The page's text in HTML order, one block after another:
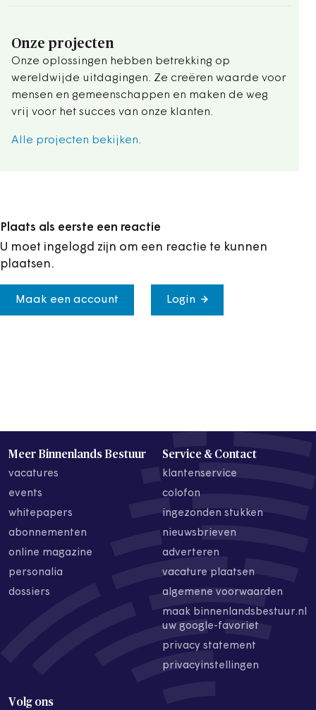
Onze projecten
Onze oplossingen hebben betrekking op
wereldwijde uitdagingen. Ze creëren waarde voor
mensen en gemeenschappen en maken de weg
vrij voor het succes van onze klanten.
Alle projecten bekijken.
Plaats als eerste een reactie
U moet ingelogd zijn om een reactie te kunnen
plaatsen.
Maak een account Login
Meer Binnenlands Bestuur
vacatures
events
whitepapers
abonnementen
online magazine
personalia
dossiers
Service & Contact
klantenservice
colofon
ingezonden stukken
nieuwsbrieven
adverteren
vacature plaatsen
algemene voorwaarden
maak binnenlandsbestuur.nl
uw google-favoriet
privacy statement
privacyinstellingen
Volg ons